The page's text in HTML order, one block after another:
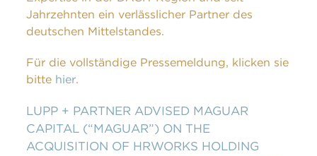
Jahrzehnten ein verlässlicher Partner des
deutschen Mittelstandes.
Für die vollständige Pressemeldung, klicken sie
bitte hier.
LUPP + PARTNER ADVISED MAGUAR
CAPITAL (“MAGUAR”) ON THE
ACQUISITION OF HRWORKS HOLDING